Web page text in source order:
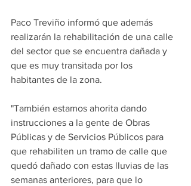
Paco Treviño informó que además
realizarán la rehabilitación de una calle
del sector que se encuentra dañada y
que es muy transitada por los
habitantes de la zona.
"También estamos ahorita dando
instrucciones a la gente de Obras
Públicas y de Servicios Públicos para
que rehabiliten un tramo de calle que
quedó dañado con estas lluvias de las
semanas anteriores, para que lo